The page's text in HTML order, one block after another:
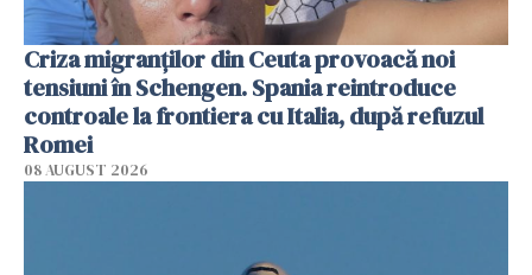
Criza migranților din Ceuta provoacă noi
tensiuni în Schengen. Spania reintroduce
controale la frontiera cu Italia, după refuzul
Romei
08 AUGUST 2026